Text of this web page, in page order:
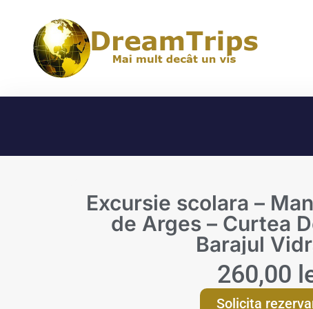
Excursie scolara –
de Arges – Curtea
Barajul
260,00
Solicita